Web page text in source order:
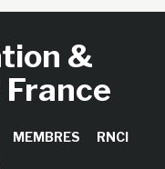
&
France
MEMBRES
RNCI